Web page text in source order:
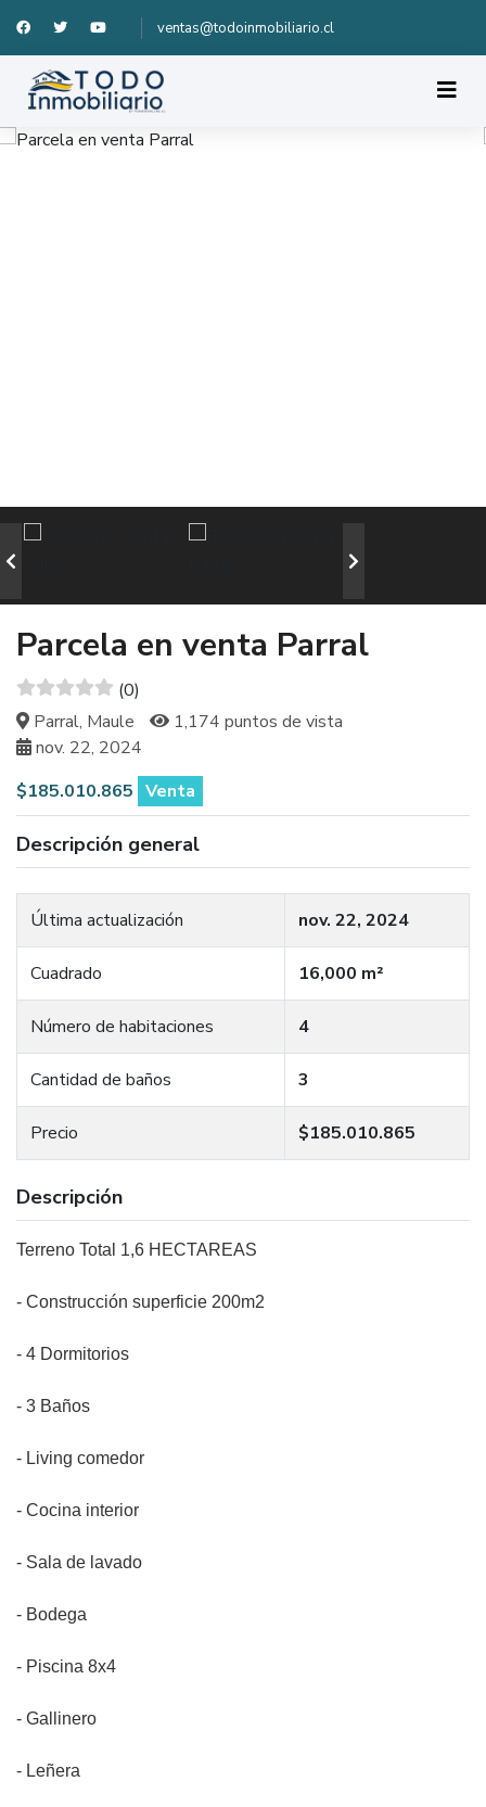
ventas@todoinmobiliario.cl
Parcela en venta Parral
(0)
Parral, Maule
1,174 puntos de vista
nov. 22, 2024
$185.010.865 Venta
Descripción general
Última actualización nov. 22, 2024
Cuadrado 16,000 m²
Número de habitaciones 4
Cantidad de baños 3
Precio $185.010.865
Descripción
Terreno Total 1,6 HECTAREAS
- Construcción superficie 200m2
- 4 Dormitorios
- 3 Baños
- Living comedor
- Cocina interior
- Sala de lavado
- Bodega
- Piscina 8x4
- Gallinero
- Leñera